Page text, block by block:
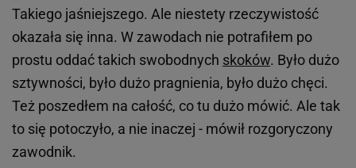
Takiego jaśniejszego. Ale niestety rzeczywistość
okazała się inna. W zawodach nie potrafiłem po
prostu oddać takich swobodnych skoków. Było dużo
sztywności, było dużo pragnienia, było dużo chęci.
Też poszedłem na całość, co tu dużo mówić. Ale tak
to się potoczyło, a nie inaczej - mówił rozgoryczony
zawodnik.